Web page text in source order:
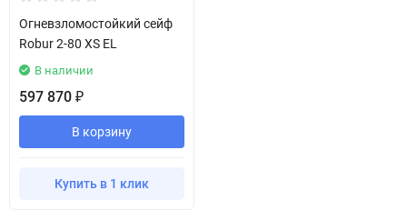
Огневзломостойкий сейф
Robur 2-80 XS EL
В наличии
597 870 ₽
В корзину
Купить в 1 клик